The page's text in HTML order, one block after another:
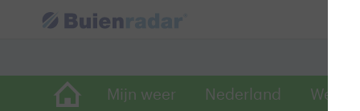
Mijn weer Nederland